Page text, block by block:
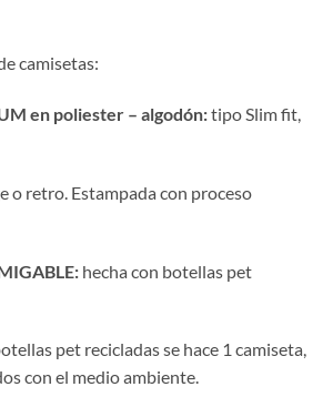
camisetas:
en poliester – algodón:tipo Slim fit,
o retro. Estampada con proceso
hecha con botellas pet
pet recicladas se hace 1 camiseta,
con el medio ambiente.